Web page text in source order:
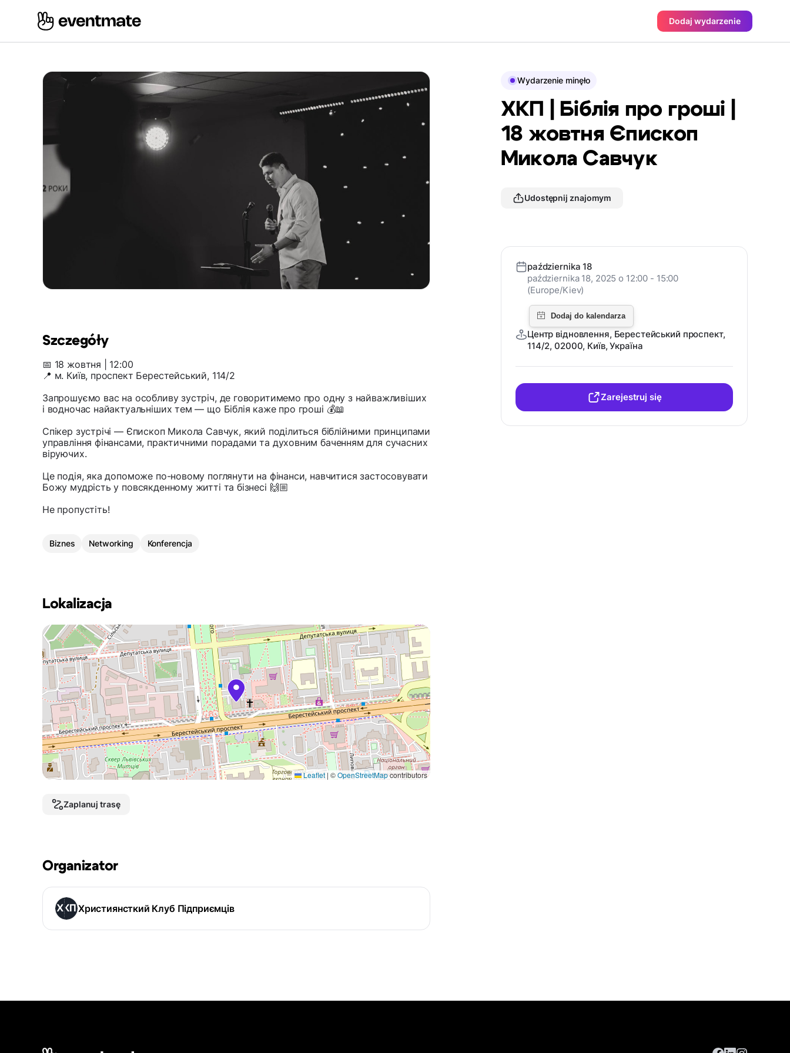
Dodaj wydarzenie
Szczegóły
📅 18 жовтня | 12:00
📍 м. Київ, проспект Берестейський, 114/2
Запрошуємо вас на особливу зустріч, де говоритимемо про одну з найважливіших
і водночас найактуальніших тем — що Біблія каже про гроші 💰📖
Спікер зустрічі — Єпископ Микола Савчук, який поділиться біблійними принципами
управління фінансами, практичними порадами та духовним баченням для сучасних
віруючих.
Це подія, яка допоможе по-новому поглянути на фінанси, навчитися застосовувати
Божу мудрість у повсякденному житті та бізнесі 🙌🏼
Не пропустіть!
Biznes Networking Konferencja
Lokalizacja
Leaflet | ©OpenStreetMapcontributors
Zaplanuj trasę
Organizator
Християнсткий Клуб Підприємців
Wydarzenie minęło
ХКП | Біблія про гроші |
18 жовтня Єпископ
Микола Савчук
Udostępnij znajomym
października 18
października 18, 2025 o 12:00 - 15:00
(Europe/Kiev)
Центр відновлення, Берестейський проспект,
114/2, 02000, Київ, Україна
Zarejestruj się